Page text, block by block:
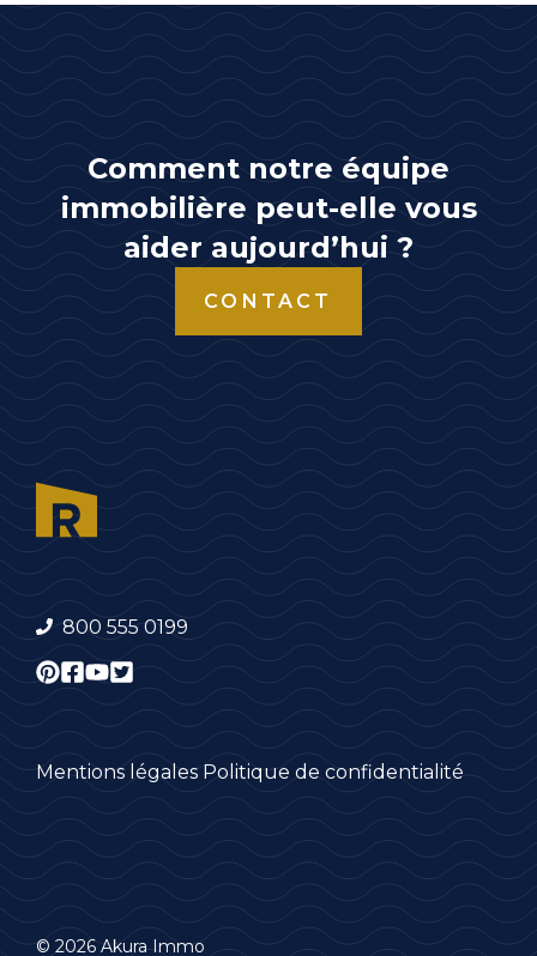
Comment notre équipe
immobilière peut-elle vous
aider aujourd’hui ?
CONTACT
800 555 0199
Mentions légales Politique de confidentialité
© 2026 Akura Immo